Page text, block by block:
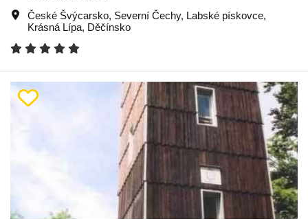
České Švýcarsko, Severní Čechy, Labské pískovce,
Krásná Lípa, Děčínsko